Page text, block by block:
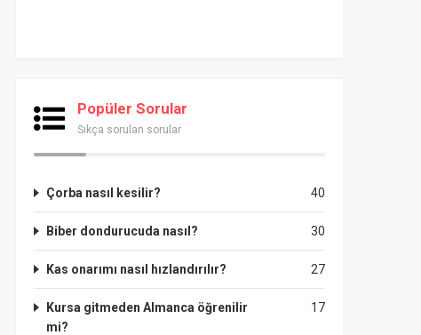
Popüler Sorular
Sıkça sorulan sorular
40
Çorba nasıl kesilir?
30
Biber dondurucuda nasıl?
27
Kas onarımı nasıl hızlandırılır?
17
Kursa gitmeden Almanca öğrenilir
mi?